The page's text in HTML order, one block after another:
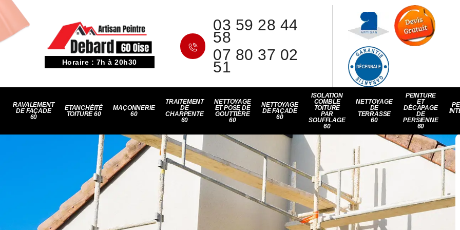
Horaire : 7h à 20h30
03 59 28 44
58
07 80 37 02
51
RAVALEMENT
DE FAÇADE
60
ETANCHÉITÉ
TOITURE 60
MAÇONNERIE
60
TRAITEMENT
DE
CHARPENTE
60
NETTOYAGE
ET POSE DE
GOUTTIÈRE
60
NETTOYAGE
DE FAÇADE
60
ISOLATION
COMBLE
TOITURE
PAR
SOUFFLAGE
60
NETTOYAGE
DE
TERRASSE
60
PEINTURE
ET
DÉCAPAGE
DE
PERSIENNE
60